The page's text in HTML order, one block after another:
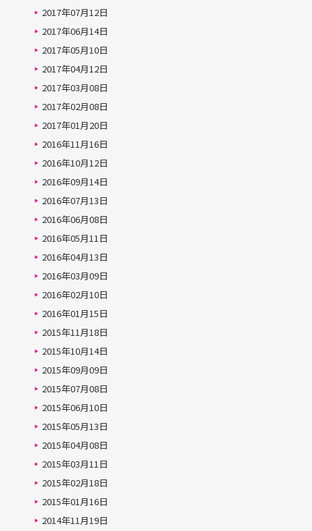
2017年07月12日
2017年06月14日
2017年05月10日
2017年04月12日
2017年03月08日
2017年02月08日
2017年01月20日
2016年11月16日
2016年10月12日
2016年09月14日
2016年07月13日
2016年06月08日
2016年05月11日
2016年04月13日
2016年03月09日
2016年02月10日
2016年01月15日
2015年11月18日
2015年10月14日
2015年09月09日
2015年07月08日
2015年06月10日
2015年05月13日
2015年04月08日
2015年03月11日
2015年02月18日
2015年01月16日
2014年11月19日